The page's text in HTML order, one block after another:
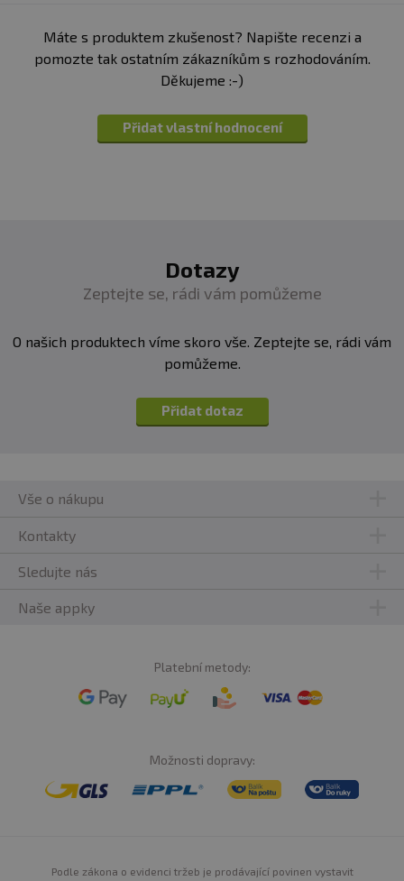
Máte s produktem zkušenost? Napište recenzi a
pomozte tak ostatním zákazníkům s rozhodováním.
Děkujeme :-)
Přidat vlastní hodnocení
Dotazy
Zeptejte se, rádi vám pomůžeme
O našich produktech víme skoro vše. Zeptejte se, rádi vám
pomůžeme.
Přidat dotaz
Vše o nákupu
Kontakty
Sledujte nás
Naše appky
Platební metody:
Možnosti dopravy:
Podle zákona o evidenci tržeb je prodávající povinen vystavit